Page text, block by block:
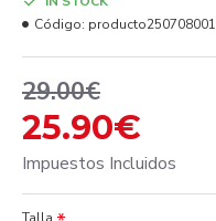
25.90€
29.00€
Impuestos Incluidos
Código: producto250708001